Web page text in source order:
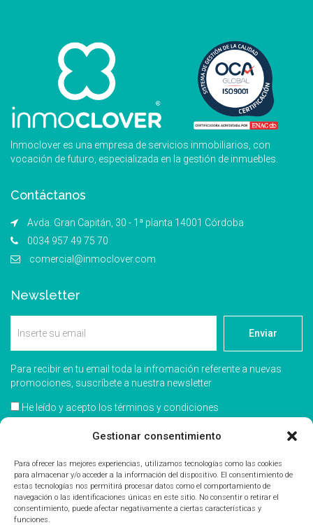
Gestionar consentimiento
Para ofrecer las mejores experiencias, utilizamos tecnologías como las cookies
para almacenar y/o acceder a la información del dispositivo. El consentimiento de
estas tecnologías nos permitirá procesar datos como el comportamiento de
navegación o las identificaciones únicas en este sitio. No consentir o retirar el
consentimiento, puede afectar negativamente a ciertas características y
funciones.
Inmoclover es una empresa de servicios inmobiliarios, con
vocación de futuro, especializada en la gestión de inmuebles.
Contáctanos
Avda. Gran Capitán, 30 - 1ª planta 14001 Córdoba
0034 957 49 75 70
comercial@inmoclover.com
Newsletter
Enviar
Para recibir en tu email toda la infromación referente a nuevas
promociones, suscríbete a nuestra newsletter
He leído y acepto los términos y condiciones
Acepto recibir información comercial